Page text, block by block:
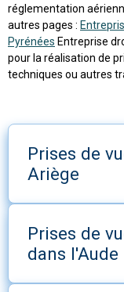
réglementation
autres pages :
Pyrénées Entreprise
pour la réalisation de
techniques ou autres
Prises de
Ariège
Prises de
dans l'Aude